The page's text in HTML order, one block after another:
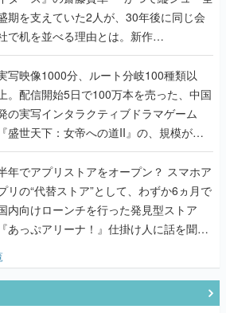
期を支えていた2人が、30年後に同じ会
で机を並べる理由とは。新作
TATSUJIN EXTREME』で初タッグを組
だレジェンド2人に訊く開発秘話
写映像1000分、ルート分岐100種類以
。配信開始5日で100万本を売った、中国
の実写インタラクティブドラマゲーム
『盛世天下：女帝への道II』の、規模が違
こだわりをプロデューサーに聞いた
年でアプリストアをオープン？ スマホア
リの“代替ストア”として、わずか6ヵ月で
内向けローンチを行った発見型ストア
『あっぷアリーナ！』仕掛け人に話を聞い
てみた